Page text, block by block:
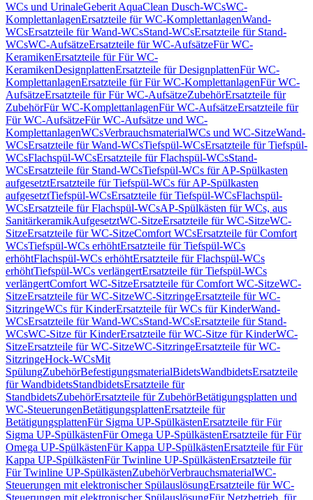
WCs und UrinaleGeberit AquaClean Dusch-WCsWC-
KomplettanlagenErsatzteile für WC-KomplettanlagenWand-
WCsErsatzteile für Wand-WCsStand-WCsErsatzteile für Stand-
WCsWC-AufsätzeErsatzteile für WC-AufsätzeFür WC-
KeramikenErsatzteile für Für WC-
KeramikenDesignplattenErsatzteile für DesignplattenFür WC-
KomplettanlagenErsatzteile für Für WC-KomplettanlagenFür WC-
AufsätzeErsatzteile für Für WC-AufsätzeZubehörErsatzteile für
ZubehörFür WC-KomplettanlagenFür WC-AufsätzeErsatzteile für
Für WC-AufsätzeFür WC-Aufsätze und WC-
KomplettanlagenWCsVerbrauchsmaterialWCs und WC-SitzeWand-
WCsErsatzteile für Wand-WCsTiefspül-WCsErsatzteile für Tiefspül-
WCsFlachspül-WCsErsatzteile für Flachspül-WCsStand-
WCsErsatzteile für Stand-WCsTiefspül-WCs für AP-Spülkasten
aufgesetztErsatzteile für Tiefspül-WCs für AP-Spülkasten
aufgesetztTiefspül-WCsErsatzteile für Tiefspül-WCsFlachspül-
WCsErsatzteile für Flachspül-WCsAP-Spülkästen für WCs, aus
SanitärkeramikAufgesetztWC-SitzeErsatzteile für WC-SitzeWC-
SitzeErsatzteile für WC-SitzeComfort WCsErsatzteile für Comfort
WCsTiefspül-WCs erhöhtErsatzteile für Tiefspül-WCs
erhöhtFlachspül-WCs erhöhtErsatzteile für Flachspül-WCs
erhöhtTiefspül-WCs verlängertErsatzteile für Tiefspül-WCs
verlängertComfort WC-SitzeErsatzteile für Comfort WC-SitzeWC-
SitzeErsatzteile für WC-SitzeWC-SitzringeErsatzteile für WC-
SitzringeWCs für KinderErsatzteile für WCs für KinderWand-
WCsErsatzteile für Wand-WCsStand-WCsErsatzteile für Stand-
WCsWC-Sitze für KinderErsatzteile für WC-Sitze für KinderWC-
SitzeErsatzteile für WC-SitzeWC-SitzringeErsatzteile für WC-
SitzringeHock-WCsMit
SpülungZubehörBefestigungsmaterialBidetsWandbidetsErsatzteile
für WandbidetsStandbidetsErsatzteile für
StandbidetsZubehörErsatzteile für ZubehörBetätigungsplatten und
WC-SteuerungenBetätigungsplattenErsatzteile für
BetätigungsplattenFür Sigma UP-SpülkästenErsatzteile für Für
Sigma UP-SpülkästenFür Omega UP-SpülkästenErsatzteile für Für
Omega UP-SpülkästenFür Kappa UP-SpülkästenErsatzteile für Für
Kappa UP-SpülkästenFür Twinline UP-SpülkästenErsatzteile für
Für Twinline UP-SpülkästenZubehörVerbrauchsmaterialWC-
Steuerungen mit elektronischer SpülauslösungErsatzteile für WC-
Steuerungen mit elektronischer SpülauslösungFür Netzbetrieb, für